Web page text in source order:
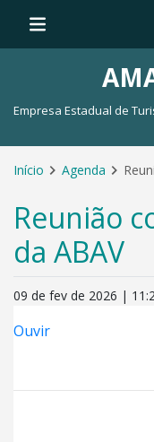
Empresa Estadual de
Início Agenda
Reunião
da ABAV
09 de fev de 2026 |
Ouvir